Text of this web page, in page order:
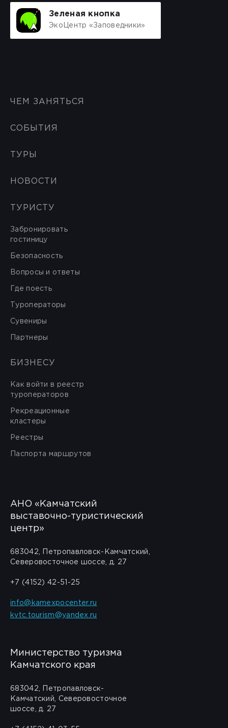
Зеленая кнопка
ЭкоЦентр «Заповедники»
ЧЕМ ЗАНЯТЬСЯ
СОБЫТИЯ
ТУРЫ
НОВОСТИ
ТУРИСТУ
Забронировать
гостиницу
Безопасность
Вопросы и ответы
Где поесть
Туроператоры
Сувениры
Партнеры
БИЗНЕСУ
Как войти в реестр
туроператоров
Рекреационные
кластеры
Реестры
Паспорта маршрутов
АНО «Камчатский
выставочно-туристический
центр»
683042, Петропавловск-Камчатский,
Северовосточное шоссе, д. 27
+7 (4152) 42-51-25
info@kamexpocenter.ru
kvtc.tourism@yandex.ru
Министерство туризма
Камчатского края
683042, Петропавловск-
Камчатский, Северовосточное
шоссе, д. 27